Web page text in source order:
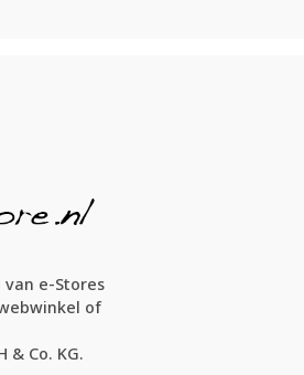
e-Stores
of
& Co. KG.